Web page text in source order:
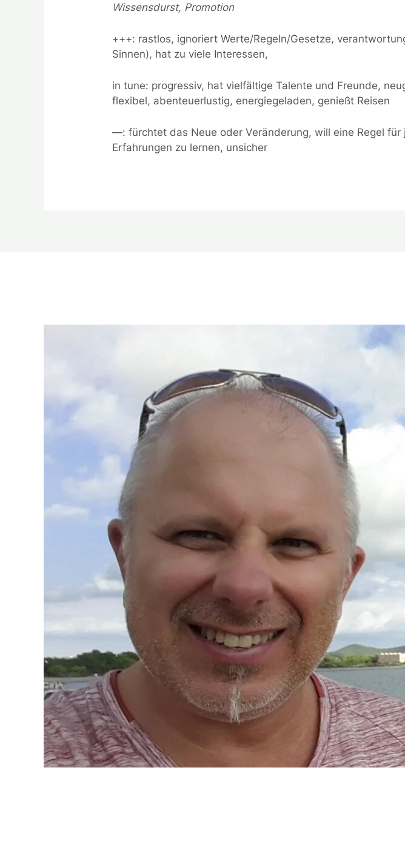
Wissensdurst, Promotion
+++: rastlos, ignoriert Werte/Regeln/Gesetze,
Sinnen), hat zu viele Interessen,
in tune: progressiv, hat vielfältige Talente und Freunde,
flexibel, abenteuerlustig, energiegeladen, genießt Reisen
—: fürchtet das Neue oder Veränderung, will eine Regel
Erfahrungen zu lernen, unsicher